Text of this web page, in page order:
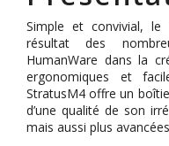
Simple et convivial,
résultat des
HumanWare dans la
ergonomiques et
StratusM4 offre un
d’une qualité de son
mais aussi plus